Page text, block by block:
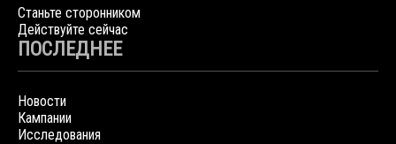
Станьте сторонником
Действуйте сейчас
ПОСЛЕДНЕЕ
Новости
Кампании
Исследования